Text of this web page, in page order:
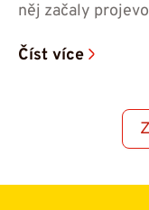
něj začaly
Číst více